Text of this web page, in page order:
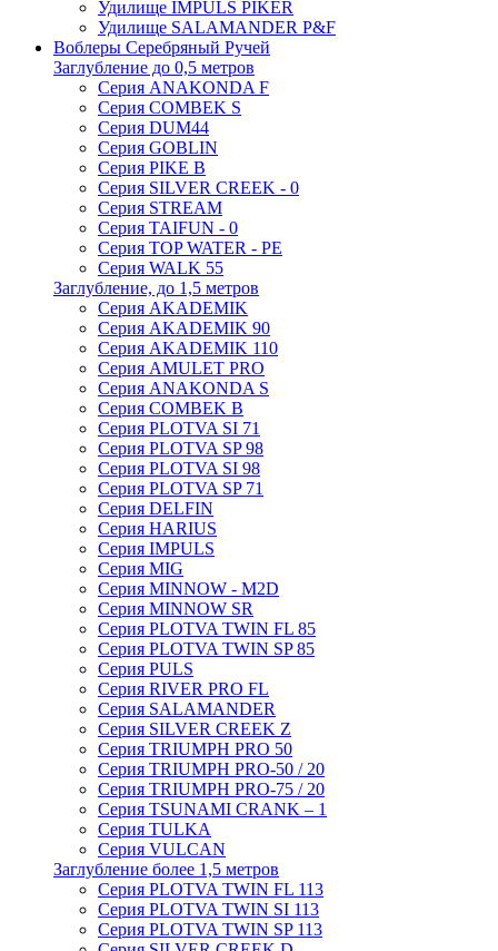
Удилище IMPULS PIKER
Удилище SALAMANDER P&F
Воблеры Серебряный Ручей
Заглубление до 0,5 метров
Серия ANAKONDA F
Серия COMBEK S
Серия DUM44
Серия GOBLIN
Серия PIKE B
Серия SILVER CREEK - 0
Серия STREAM
Серия TAIFUN - 0
Серия TOP WATER - PE
Серия WALK 55
Заглубление, до 1,5 метров
Серия AKADEMIK
Серия AKADEMIK 90
Серия AKADEMIK 110
Серия AMULET PRO
Серия ANAKONDA S
Серия COMBEK B
Серия PLOTVA SI 71
Серия PLOTVA SP 98
Серия PLOTVA SI 98
Серия PLOTVA SP 71
Серия DELFIN
Серия HARIUS
Серия IMPULS
Серия MIG
Серия MINNOW - M2D
Серия MINNOW SR
Серия PLOTVA TWIN FL 85
Серия PLOTVA TWIN SP 85
Серия PULS
Серия RIVER PRO FL
Серия SALAMANDER
Серия SILVER CREEK Z
Серия TRIUMPH PRO 50
Серия TRIUMPH PRO-50 / 20
Серия TRIUMPH PRO-75 / 20
Серия TSUNAMI CRANK – 1
Серия TULKA
Серия VULCAN
Заглубление более 1,5 метров
Серия PLOTVA TWIN FL 113
Серия PLOTVA TWIN SI 113
Серия PLOTVA TWIN SP 113